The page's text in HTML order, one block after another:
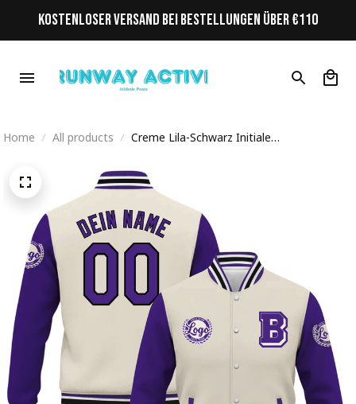
KOSTENLOSER VERSAND BEI BESTELLUNGEN ÜBER €110
Home All products
Creme Lila-Schwarz Initiale